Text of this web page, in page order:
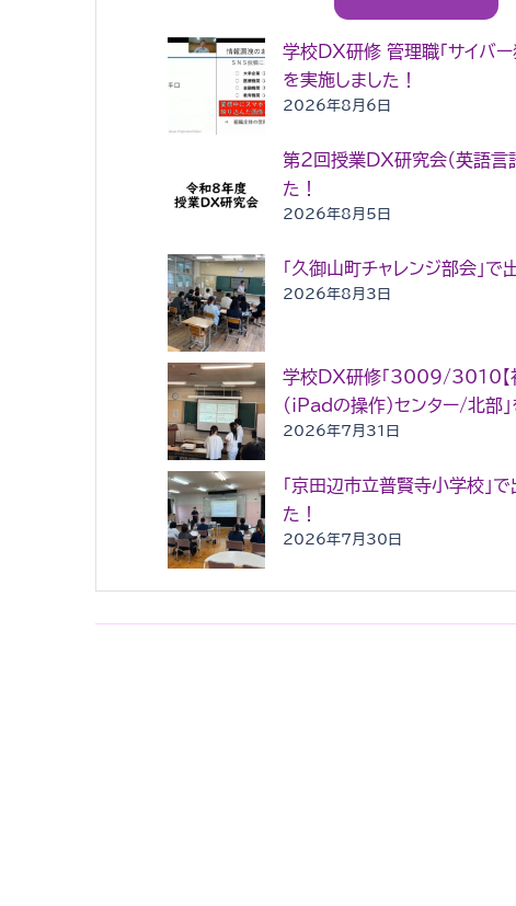
学校DX研修 管理職「サイバ
を実施しました！
2026年8月6日
第２回授業DX研究会（英語言
た！
2026年8月5日
「久御山町チャレンジ部会」
2026年8月3日
学校DX研修「3009/3010【初
(iPadの操作)センター/北部」
2026年7月31日
「京田辺市立普賢寺小学校」
た！
2026年7月30日